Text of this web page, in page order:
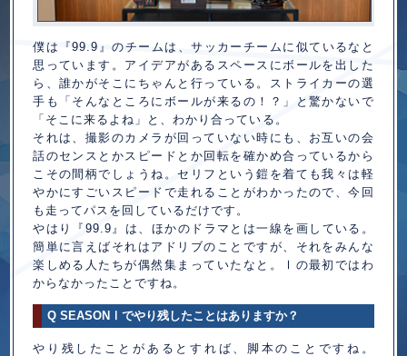
僕は『99.9』のチームは、サッカーチームに似ているなと
思っています。アイデアがあるスペースにボールを出した
ら、誰かがそこにちゃんと行っている。ストライカーの選
手も「そんなところにボールが来るの！？」と驚かないで
「そこに来るよね」と、わかり合っている。
それは、撮影のカメラが回っていない時にも、お互いの会
話のセンスとかスピードとか回転を確かめ合っているから
こその間柄でしょうね。セリフという鎧を着ても我々は軽
やかにすごいスピードで走れることがわかったので、今回
も走ってパスを回しているだけです。
やはり『99.9』は、ほかのドラマとは一線を画している。
簡単に言えばそれはアドリブのことですが、それをみんな
楽しめる人たちが偶然集まっていたなと。
Ⅰ の最初ではわ
からなかったことですね。
Q SEASON Ⅰでやり残したことはありますか？
やり残したことがあるとすれば、脚本のことですね。